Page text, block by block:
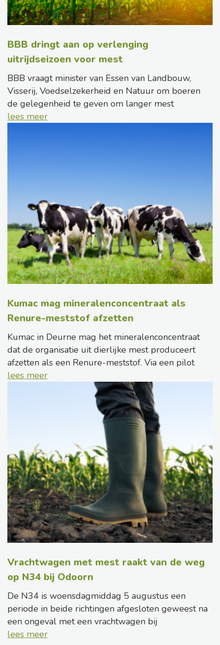
BBB dringt aan op verlenging
uitrijdseizoen voor mest
BBB vraagt minister van Essen van Landbouw,
Visserij, Voedselzekerheid en Natuur om boeren
de gelegenheid te geven om langer mest
lees meer
Kumac mag mineralenconcentraat als
Renure-meststof afzetten
Kumac in Deurne mag het mineralenconcentraat
dat de organisatie uit dierlijke mest produceert
afzetten als een Renure-meststof. Via een pilot
lees meer
Vrachtwagen met mest raakt van de weg
op N34 bij Odoorn
De N34 is woensdagmiddag 5 augustus een
periode in beide richtingen afgesloten geweest na
een ongeval met een vrachtwagen bij
lees meer